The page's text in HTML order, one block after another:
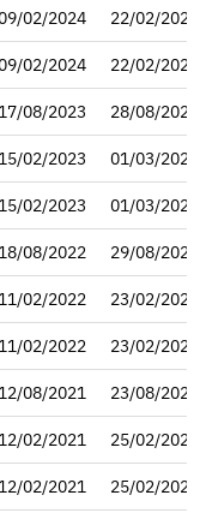
02/2024 22/02/2024
02/2024 22/02/2024
17/08/2023 28/08/2023
15/02/2023 01/03/2023
15/02/2023 01/03/2023
18/08/2022 29/08/2022
11/02/2022 23/02/2022
11/02/2022 23/02/2022
12/08/2021 23/08/2021
12/02/2021 25/02/2021
12/02/2021 25/02/2021